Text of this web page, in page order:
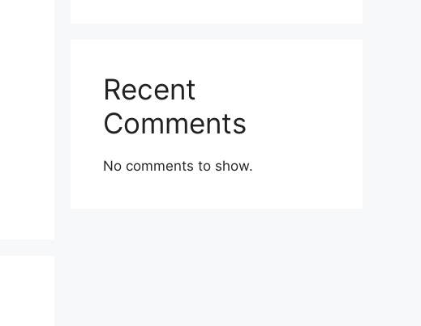
Recent
Comments
No comments to show.